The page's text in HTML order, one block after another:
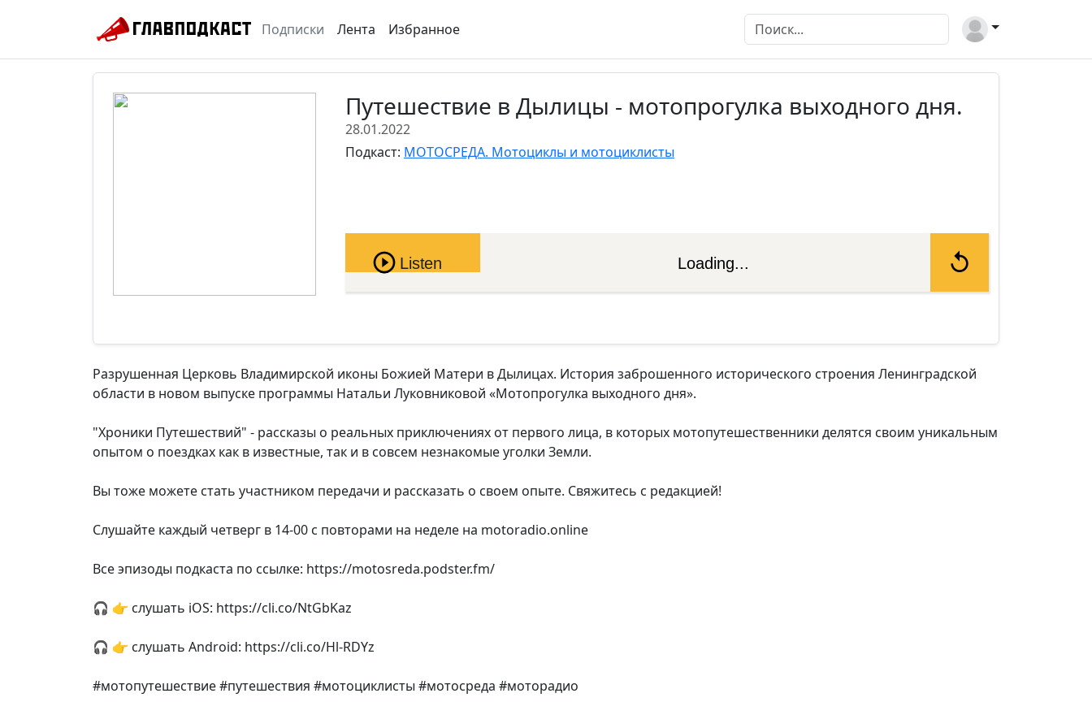
Подписки Лента Избранное
Путешествие в Дылицы - мотопрогулка выходного дня.
28.01.2022
Подкаст: МОТОСРЕДА. Мотоциклы и мотоциклисты
Pause
Listen Loading...
Разрушенная Церковь Владимирской иконы Божией Матери в Дылицах. История заброшенного исторического строения Ленинградской
области в новом выпуске программы Натальи Луковниковой «Мотопрогулка выходного дня».
"Хроники Путешествий" - рассказы о реальных приключениях от первого лица, в которых мотопутешественники делятся своим уникальным
опытом о поездках как в известные, так и в совсем незнакомые уголки Земли.
Вы тоже можете стать участником передачи и рассказать о своем опыте. Свяжитесь с редакцией!
Слушайте каждый четверг в 14-00 с повторами на неделе на motoradio.online
Все эпизоды подкаста по ссылке: https://motosreda.podster.fm/
🎧 👉 слушать iOS: https://cli.co/NtGbKaz
🎧 👉 слушать Android: https://cli.co/Hl-RDYz
#мотопутешествие #путешествия #мотоциклисты #мотосреда #моторадио